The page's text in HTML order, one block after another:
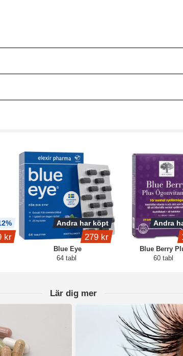
kr
Blue Eye
64 tabl
Andra har köpt
279 kr
Blue Berry
60 tabl
Andra
Lär dig mer